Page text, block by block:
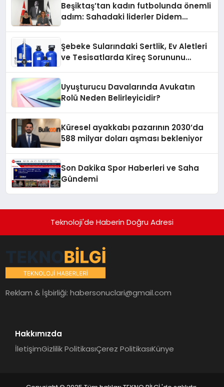
Beşiktaş’tan kadın futbolunda önemli
adım: Sahadaki liderler Didem
Şebeke Sularındaki Sertlik, Ev Aletleri
ve Tesisatlarda Kireç Sorununu
Uyuşturucu Davalarında Avukatın
Rolü Neden Belirleyicidir?
Küresel ayakkabı pazarının 2030’da
588 milyar doları aşması bekleniyor
Son Dakika Spor Haberleri ve Saha
Gündemi
Teknoloji'de Haberin Doğru Adresi
Reklam & İşbirliği:habersonuclari@gmail.com
Hakkımızda
İletişimGizlilik PolitikasıÇerez PolitikasıKünye